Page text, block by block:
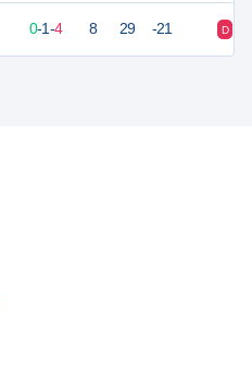
0-1-4 8 29 -21 D